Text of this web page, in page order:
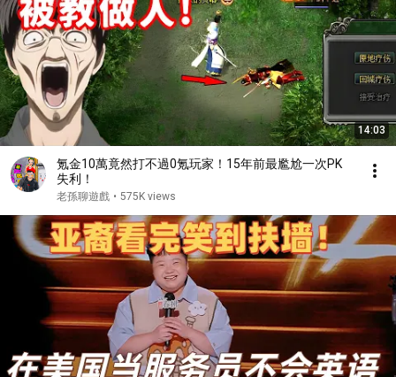
14:03
氪金10萬竟然打不過0氪玩家！15年前最尷尬一次PK
失利！
老孫聊遊戲 • 575K views